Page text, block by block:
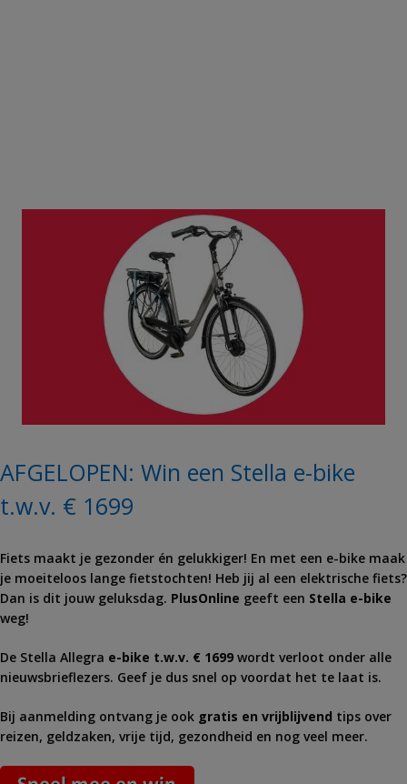
AFGELOPEN: Win een Stella e-bike
t.w.v. € 1699
Fiets maakt je gezonder én gelukkiger! En met een e-bike maak
je moeiteloos lange fietstochten! Heb jij al een elektrische fiets?
Dan is dit jouw geluksdag. PlusOnline geeft een Stella e-bike
weg!
De Stella Allegra e-bike t.w.v. € 1699 wordt verloot onder alle
nieuwsbrieflezers. Geef je dus snel op voordat het te laat is.
Bij aanmelding ontvang je ook gratis en vrijblijvend tips over
reizen, geldzaken, vrije tijd, gezondheid en nog veel meer.